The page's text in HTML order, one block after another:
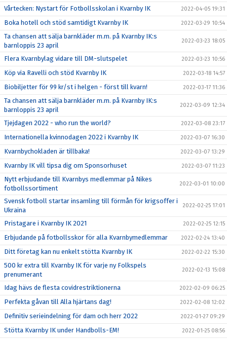
Vårtecken: Nystart för Fotbollsskolan i Kvarnby IK 2022-04-05 19:31
Boka hotell och stöd samtidigt Kvarnby IK 2022-03-29 10:54
Ta chansen att sälja barnkläder m.m. på Kvarnby IK:s
barnloppis 23 april
2022-03-23 18:05
Flera Kvarnbylag vidare till DM-slutspelet 2022-03-23 10:56
Köp via Ravelli och stöd Kvarnby IK 2022-03-18 14:57
Biobiljetter för 99 kr/st i helgen - först till kvarn! 2022-03-17 11:36
Ta chansen att sälja barnkläder m.m. på Kvarnby IK:s
barnloppis 23 april
2022-03-09 12:34
Tjejdagen 2022 - who run the world? 2022-03-08 23:17
Internationella kvinnodagen 2022 i Kvarnby IK 2022-03-07 16:30
Kvarnbychokladen är tillbaka! 2022-03-07 13:29
Kvarnby IK vill tipsa dig om Sponsorhuset 2022-03-07 11:23
Nytt erbjudande till Kvarnbys medlemmar på Nikes
fotbollssortiment
2022-03-01 10:00
Svensk fotboll startar insamling till förmån för krigsoffer i
Ukraina
2022-02-25 17:01
Pristagare i Kvarnby IK 2021 2022-02-25 12:15
Erbjudande på fotbollsskor för alla Kvarnbymedlemmar 2022-02-24 13:40
Ditt företag kan nu enkelt stötta Kvarnby IK 2022-02-22 15:30
500 kr extra till Kvarnby IK för varje ny Folkspels
prenumerant
2022-02-13 15:08
Idag hävs de flesta covidrestriktionerna 2022-02-09 06:25
Perfekta gåvan till Alla hjärtans dag! 2022-02-08 12:02
Definitiv serieindelning för dam och herr 2022 2022-01-27 09:29
Stötta Kvarnby IK under Handbolls-EM! 2022-01-25 08:56